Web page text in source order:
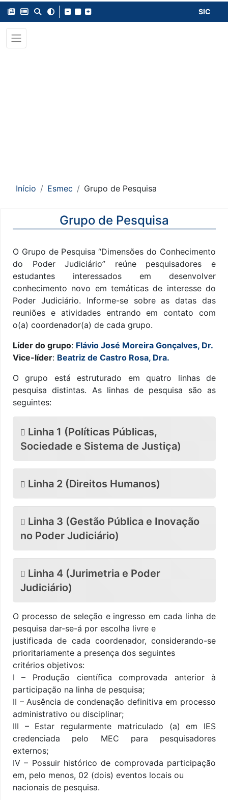
SIC
Início Esmec Grupo de Pesquisa
Grupo de Pesquisa
O Grupo de Pesquisa “Dimensões do Conhecimento
do Poder Judiciário” reúne pesquisadores e
estudantes interessados em desenvolver
conhecimento novo em temáticas de interesse do
Poder Judiciário. Informe-se sobre as datas das
reuniões e atividades entrando em contato com
o(a) coordenador(a) de cada grupo.
Líder do grupo: Flávio José Moreira Gonçalves, Dr.
Vice-líder: Beatriz de Castro Rosa, Dra.
O grupo está estruturado em quatro linhas de
pesquisa distintas. As linhas de pesquisa são as
seguintes:
Linha 1 (Políticas Públicas,
Sociedade e Sistema de Justiça)
Linha 2 (Direitos Humanos)
Linha 3 (Gestão Pública e Inovação
no Poder Judiciário)
Linha 4 (Jurimetria e Poder
Judiciário)
O processo de seleção e ingresso em cada linha de
pesquisa dar-se-á por escolha livre e
justificada de cada coordenador, considerando-se
prioritariamente a presença dos seguintes
critérios objetivos:
I – Produção científica comprovada anterior à
participação na linha de pesquisa;
II – Ausência de condenação definitiva em processo
administrativo ou disciplinar;
III – Estar regularmente matriculado (a) em IES
credenciada pelo MEC para pesquisadores
externos;
IV – Possuir histórico de comprovada participação
em, pelo menos, 02 (dois) eventos locais ou
nacionais de pesquisa.